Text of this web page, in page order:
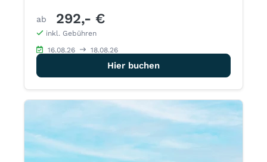
ab 292,- €
inkl. Gebühren
16.08.26 18.08.26
Hier buchen